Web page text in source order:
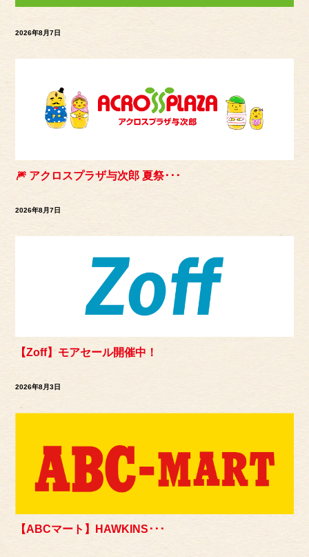
2026年8月7日
🎆 アクロスプラザ与次郎 夏祭･･･
2026年8月7日
【Zoff】モアセール開催中！
2026年8月3日
【ABCマート】HAWKINS･･･